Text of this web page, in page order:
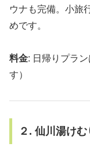
ウナも完備。小旅
めです。
料金: 日帰りプラ
す）
２. 仙川湯けむ